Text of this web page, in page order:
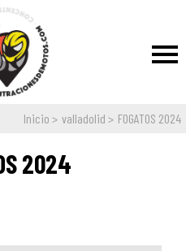
Inicio valladolid FOGATOS 2024
2024